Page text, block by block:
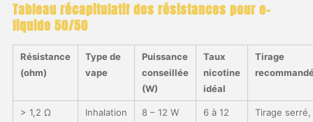
Tableau récapitulatif des résistances pour e-
liquide 50/50
Résistance
(ohm)
Type de
vape
Puissance
conseillée
(W)
Taux
nicotine
idéal
Tirage
> 1,2 Ω
Inhalation
8 – 12 W
6 à 12
Tirage serré,